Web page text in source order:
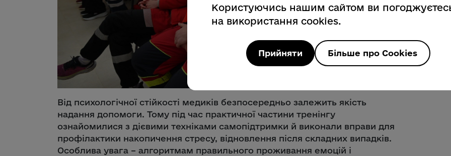
Від психологічної стійкості медиків безпосередньо залежить якість
надання допомоги. Тому під час практичної частини тренінгу
ознайомилися з дієвими техніками самопідтримки й виконали вправи для
профілактики накопичення стресу, відновлення після складних випадків.
Особлива увага – алгоритмам правильного проживання емоцій і
Користуючись нашим сайтом ви
на використання cookies.
Прийняти Більше про Cookies